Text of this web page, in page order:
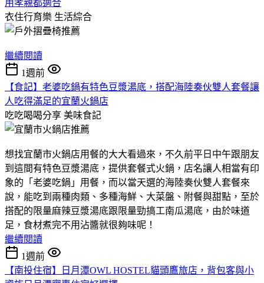
用孝親都適合
衣住行育樂 生活綜合
繼續閱讀
1週前
【食記】老婆吃鍋有特色豆漿湯底，搭配海陸奏伙雙人套餐讓
人吃得滿足的宜蘭火鍋店
吃吃喝喝分享 美味食記
想找宜蘭市火鍋店用餐的大大看過來，不久前平日中午跟朋友
到這間有特色豆漿湯底，提供套餐式火鍋，店名讓人相當有印
象的「老婆吃鍋」用餐，而以當天選的海陸奏伙雙人套餐來
說，能吃到兩種肉類、多種海鮮、大菜盤、附餐與甜點，至於
搭配的限量麻辣豆漿湯底跟限量勁搞工南瓜湯底，由於味道
足，食材煮完不用沾醬就很夠味呢！
繼續閱讀
1週前
【南投住宿】日月潭OWL HOSTEL貓頭鷹旅店，背包客與小